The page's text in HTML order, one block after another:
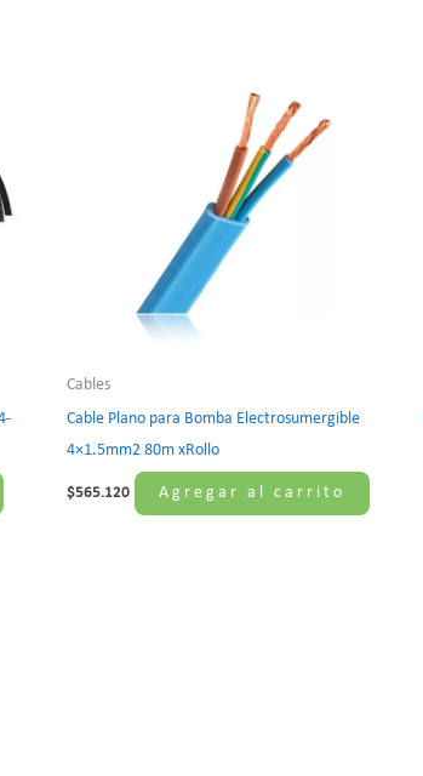
Cables
Cable Plano para Bomba Electrosumergible
4×1.5mm2 80m xRollo
$565.120 Agregar al carrito